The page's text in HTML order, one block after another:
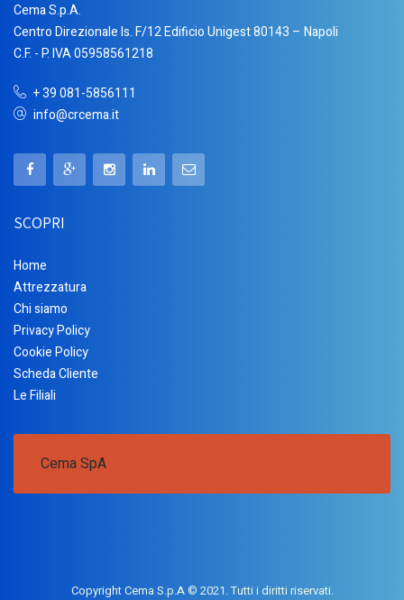
Cema S.p.A.
Centro Direzionale Is. F/12 Edificio Unigest 80143 – Napoli
C.F. - P. IVA 05958561218
+ 39 081-5856111
info@crcema.it
SCOPRI
Home
Attrezzatura
Chi siamo
Privacy Policy
Cookie Policy
Scheda Cliente
Le Filiali
Cema SpA
Copyright Cema S.p.A © 2021. Tutti i diritti riservati.